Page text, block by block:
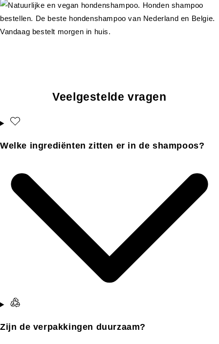
Veelgestelde vragen
Welke ingrediënten zitten er in de shampoos?
Zijn de verpakkingen duurzaam?